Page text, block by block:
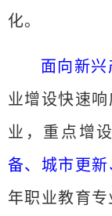
化。
面向新
业增设快速
业，重点增设
备、城市更
年职业教育